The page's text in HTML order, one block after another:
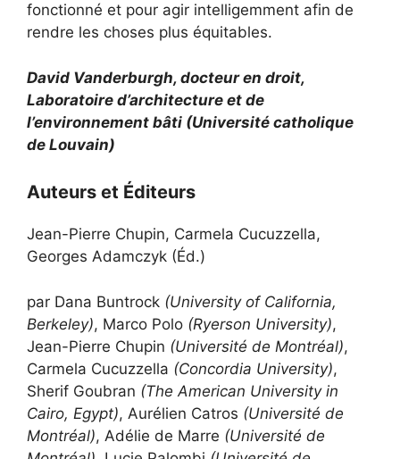
fonctionné et pour agir intelligemment afin de
rendre les choses plus équitables.
David Vanderburgh, docteur en droit,
Laboratoire d’architecture et de
l’environnement bâti (Université catholique
de Louvain)
Auteurs et Éditeurs
Jean-Pierre Chupin, Carmela Cucuzzella,
Georges Adamczyk (Éd.)
par Dana Buntrock (University of California,
Berkeley), Marco Polo (Ryerson University),
Jean-Pierre Chupin (Université de Montréal),
Carmela Cucuzzella (Concordia University),
Sherif Goubran (The American University in
Cairo, Egypt), Aurélien Catros (Université de
Montréal), Adélie de Marre (Université de